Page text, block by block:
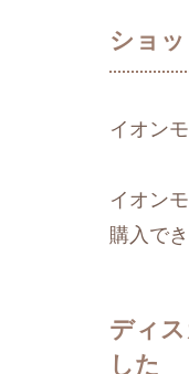
ショ
イオン
イオン
購入で
ディ
した